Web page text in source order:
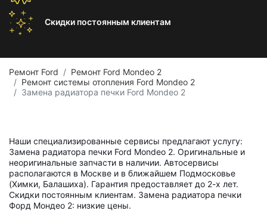
Скидки постоянным клиентам
Ремонт Ford
Ремонт Ford Mondeo 2
Ремонт системы отопления Ford Mondeo 2
Замена радиатора печки Ford Mondeo 2
Наши специализированные сервисы предлагают услугу:
Замена радиатора печки Ford Mondeo 2. Оригинальные и
неоригинальные запчасти в наличии. Автосервисы
располагаются в Москве и в ближайшем Подмосковье
(Химки, Балашиха). Гарантия предоставляет до 2-х лет.
Скидки постоянным клиентам. Замена радиатора печки
Форд Мондео 2: низкие цены.